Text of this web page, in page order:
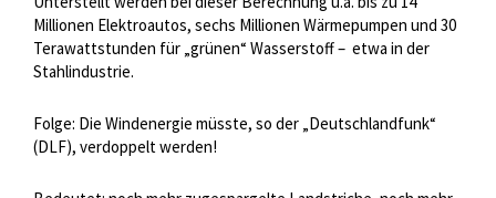
Millionen Elektroautos, sechs Millionen Wärmepumpen und 30
Terawattstunden für „grünen“ Wasserstoff – etwa in der
Stahlindustrie.
Folge: Die Windenergie müsste, so der „Deutschlandfunk“
(DLF), verdoppelt werden!